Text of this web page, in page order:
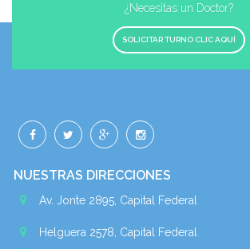
¿Necesitas un Doctor?
SOLICITAR TURNO CLIC AQUÍ
NUESTRAS DIRECCIONES
Av. Jonte 2895, Capital Federal
Helguera 2578, Capital Federal